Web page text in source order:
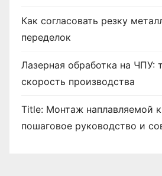
Как согласовать резку
переделок
Лазерная обработка на ЧПУ:
скорость производства
Title: Монтаж наплавляемой
пошаговое руководство и